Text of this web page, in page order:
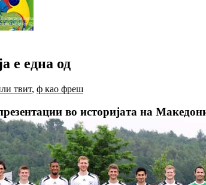
е една од
твит, ф као фреш
во историјата на